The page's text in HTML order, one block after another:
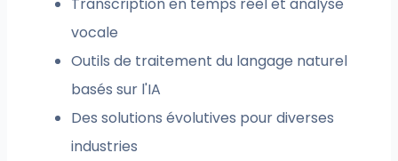
Transcription en temps réel et analyse
vocale
Outils de traitement du langage naturel
basés sur l'IA
Des solutions évolutives pour diverses
industries